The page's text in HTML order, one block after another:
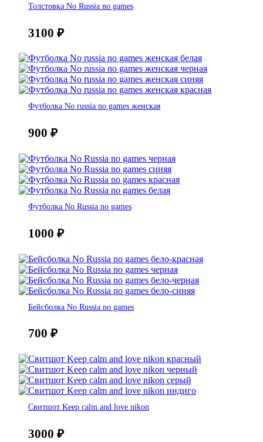
Толстовка No Russia no games
3100 ₽
Футболка No russia no games женская
900 ₽
Футболка No Russia no games
1000 ₽
Бейсболка No Russia no games
700 ₽
Свитшот Keep calm and love nikon
3000 ₽